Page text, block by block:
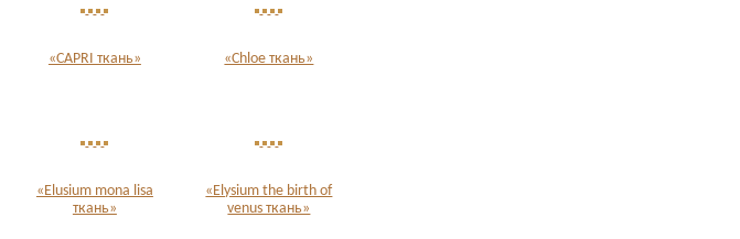
«CAPRI ткань» «Chloe ткань»
«Elusium mona lisa
ткань»
«Elysium the birth of
venus ткань»